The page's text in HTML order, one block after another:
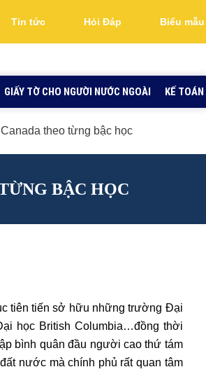
Tin tức Hỏi Đáp Biểu
GIẤY TỜ CHO NGƯỜI NƯỚC NGOÀI KẾ TOÁN
theo từng bậc học
BẬC HỌC
tiên tiến sở hữu những trường Đại
học British Columbia…đồng thời
bình quân đầu người cao thứ tám
nước mà chính phủ rất quan tâm